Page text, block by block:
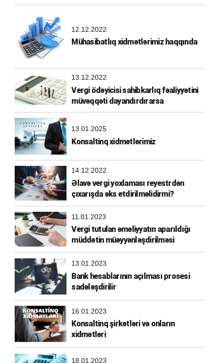
12.12.2022
Mühasibatlıq xidmətlərimiz haqqında
13.12.2022
Vergi ödəyicisi sahibkarlıq fəaliyyətini
müvəqqəti dayandırdırarsa
13.01.2025
Konsaltinq xidmətlərimiz
14.12.2022
Əlavə vergi yoxlaması reyestrdən
çıxarışda əks etdirilməlidirmi?
11.01.2023
Vergi tutulan əməliyyatın aparıldığı
müddətin müəyyənləşdirilməsi
13.01.2023
Bank hesablarının açılması prosesi
sadələşdirilir
16.01.2023
Konsaltinq şirkətləri və onların
xidmətləri
18.01.2023